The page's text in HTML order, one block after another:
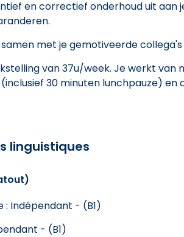
en correctief onderhoud uit aan
met je gemotiveerde
van 37u/week. Je werkt
30 minuten lunchpauze) en
linguistiques
: Indépendant - (B1)
- (B1)